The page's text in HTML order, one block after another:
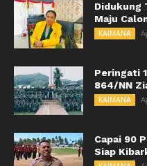
Didukung
Maju
KAIMANA
Peringati
864/NN
KAIMANA
Capai 90
Siap